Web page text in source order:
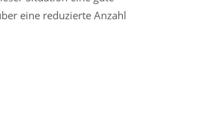
eine reduzierte Anzahl